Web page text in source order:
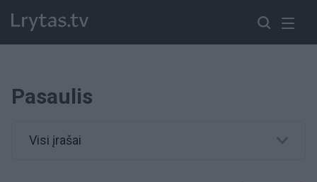
Pasaulis
Visi įrašai